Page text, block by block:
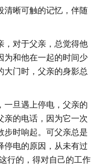
清晰可触的记忆，伴随
，对于父亲，总觉得他
为和他在一起的时间少
大门时，父亲的身影总
一旦遇上停电，父亲的
亲的电话，因为它一次
步时响起。可父亲总是
停电的原因，从未有过
行的，得对自己的工作